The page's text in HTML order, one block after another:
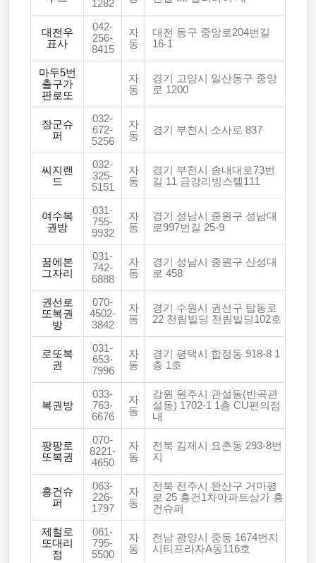
1282
대전우
표사
042-
256-
8415
자
동
대전 동구 중앙로204번길
16-1
마두5번
출구가
판로또
자
동
경기 고양시 일산동구 중앙
로 1200
장군슈
퍼
032-
672-
5256
자
동
경기 부천시 소사로 837
씨지랜
드
032-
325-
5151
자
동
경기 부천시 송내대로73번
길 11 금강리빙스텔111
여수복
권방
031-
755-
9932
자
동
경기 성남시 중원구 성남대
로997번길 25-9
꿈에본
그자리
031-
742-
6888
자
동
경기 성남시 중원구 산성대
로 458
권선로
또복권
방
070-
4502-
3842
자
동
경기 수원시 권선구 탑동로
22 천림빌딩 천림빌딩102호
로또복
권
031-
653-
7996
자
동
경기 평택시 합정동 918-8 1
층 1호
복권방
033-
763-
6676
자
동
강원 원주시 관설동(반곡관
설동) 1702-1 1층 CU편의점
내
팡팡로
또복권
070-
8221-
4650
자
동
전북 김제시 요촌동 293-8번
지
흥건슈
퍼
063-
226-
1797
자
동
전북 전주시 완산구 거마평
로 25 흥건1차아파트상가 흥
건슈퍼
제철로
또대리
점
061-
795-
5500
자
동
전남 광양시 중동 1674번지
시티프라자A동116호